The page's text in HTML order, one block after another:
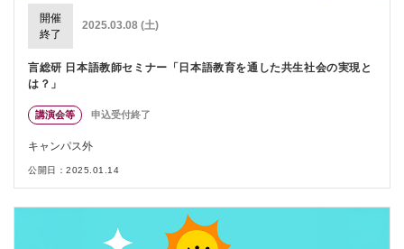
開催
終了
2025.03.08 (土)
言総研 日本語教師セミナー「日本語教育を通した共生社会の実現と
は？」
講演会等 申込受付終了
キャンパス外
公開日：2025.01.14